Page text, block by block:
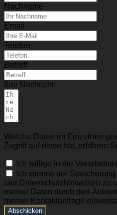
Nachname
Email
Telefon
Betreff
Ihre Nachricht
Welche Daten im Einzelnen
Zugriff auf diese hat, erfahren
Ich willige in die
Ich stimme der
laut Datenschutzhinweisen zu
meiner Daten durch den
meiner Kontaktanfrage
Abschicken